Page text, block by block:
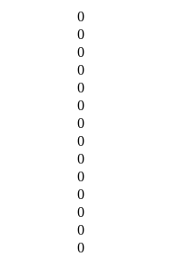
0
0
0
0
0
0
0
0
0
0
0
0
0
0